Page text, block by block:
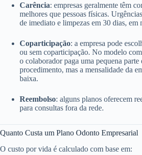
Carência: empresas geralmente têm
melhores que pessoas físicas.
de imediato e limpezas em 30 dias, em
Coparticipação: a empresa pode
ou sem coparticipação. No modelo
o colaborador paga uma pequena parte
procedimento, mas a mensalidade da
baixa.
Reembolso: alguns planos oferecem
para consultas fora da rede.
Quanto Custa um Plano Odonto Empresarial
O custo por vida é calculado com base em: